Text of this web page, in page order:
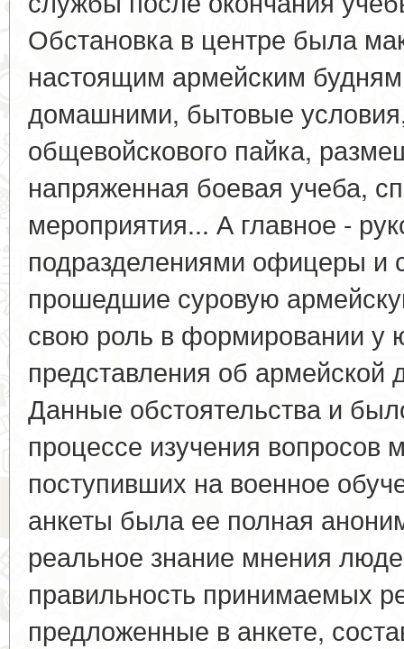
Обстановка в центре была
настоящим армейским
домашними, бытовые
общевойскового пайка,
напряженная боевая учеба,
мероприятия... А главное -
подразделениями офицеры и
прошедшие суровую
свою роль в формировании у
представления об армейской
Данные обстоятельства и
процессе изучения вопросов
поступивших на военное
анкеты была ее полная
реальное знание мнения
правильность принимаемых
предложенные в анкете,